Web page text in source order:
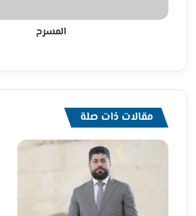
المسرح
مقالات ذات صلة